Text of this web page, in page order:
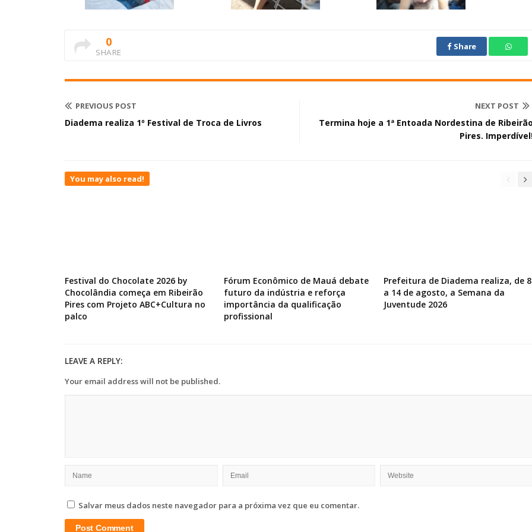
0
SHARE
Share
PREVIOUS POST
Diadema realiza 1º Festival de Troca de Livros
NEXT POST
Termina hoje a 1ª Entoada Nordestina de
Pires.
You may also read!
Festival do Chocolate 2026 by
Chocolândia começa em Ribeirão
Pires com Projeto ABC+Cultura no
palco
Fórum Econômico de Mauá debate
futuro da indústria e reforça
importância da qualificação
profissional
Prefeitura de Diadema realiza, de 8
a 14 de agosto, a Semana da
Juventude 2026
LEAVE A REPLY:
Your email address will not be published.
Salvar meus dados neste navegador para a próxima vez que eu comentar.